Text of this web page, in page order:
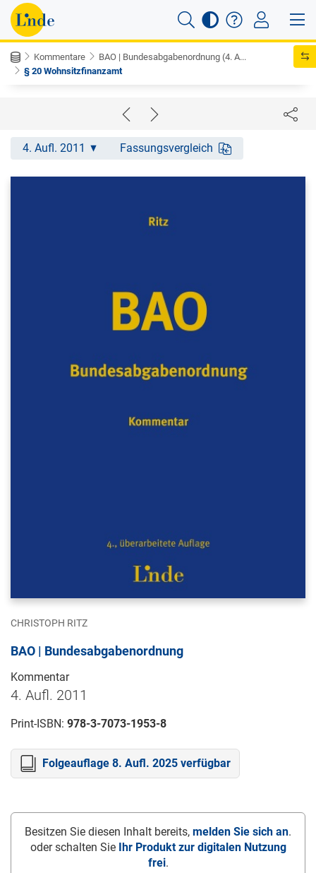
Kommentare
BAO | Bundesabgabenordnung (4. A...
§ 20 Wohnsitzfinanzamt
4. Aufl. 2011 Fassungsvergleich
CHRISTOPH RITZ
BAO | Bundesabgabenordnung
Kommentar
4. Aufl. 2011
Print-ISBN: 978-3-7073-1953-8
Folgeauflage 8. Aufl. 2025 verfügbar
Besitzen Sie diesen Inhalt bereits, melden Sie sich an.
oder schalten Sie Ihr Produkt zur digitalen Nutzung
frei.